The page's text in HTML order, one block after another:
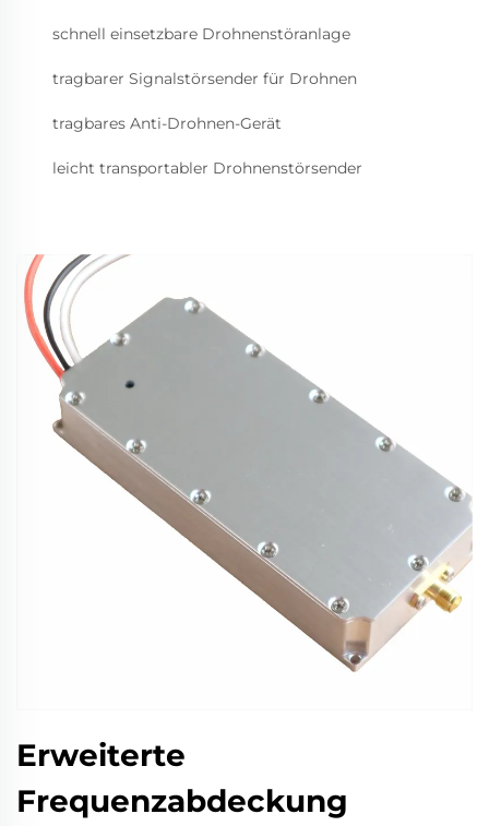
schnell einsetzbare Drohnenstöranlage
tragbarer Signalstörsender für Drohnen
tragbares Anti-Drohnen-Gerät
leicht transportabler Drohnenstörsender
Erweiterte
Frequenzabdeckung